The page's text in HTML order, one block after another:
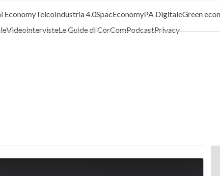
EconomyTelcoIndustria 4.0SpacEconomyPA DigitaleGreen
VideointervisteLe Guide di CorComPodcastPrivacy